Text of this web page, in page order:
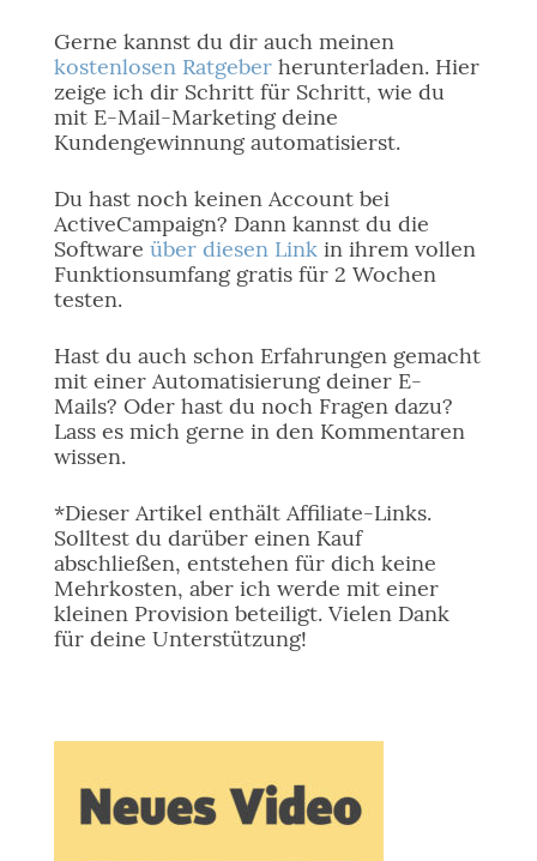
Gerne kannst du dir auch meinen
kostenlosen Ratgeberherunterladen. Hier
zeige ich dir Schritt für Schritt, wie du
mit E-Mail-Marketing deine
Kundengewinnung automatisierst.
Du hast noch keinen Account bei
ActiveCampaign? Dann kannst du die
Software über diesen Link in ihrem vollen
Funktionsumfang gratis für 2 Wochen
testen.
Hast du auch schon Erfahrungen gemacht
mit einer Automatisierung deiner E-
Mails? Oder hast du noch Fragen dazu?
Lass es mich gerne in den Kommentaren
wissen.
*Dieser Artikel enthält Affiliate-Links.
Solltest du darüber einen Kauf
abschließen, entstehen für dich keine
Mehrkosten, aber ich werde mit einer
kleinen Provision beteiligt. Vielen Dank
für deine Unterstützung!